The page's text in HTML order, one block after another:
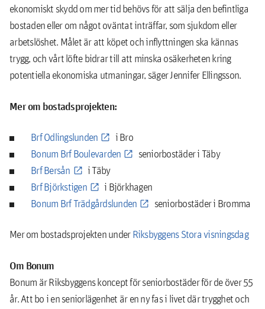
ekonomiskt skydd om mer tid behövs för att sälja den befintliga
bostaden eller om något oväntat inträffar, som sjukdom eller
arbetslöshet. Målet är att köpet och inflyttningen ska kännas
trygg, och vårt löfte bidrar till att minska osäkerheten kring
potentiella ekonomiska utmaningar, säger Jennifer Ellingsson.
Mer om bostadsprojekten:
Brf Odlingslunden
i Bro
Bonum Brf Boulevarden
seniorbostäder i Täby
Brf Bersån
i Täby
Brf Björkstigen
i Björkhagen
Bonum Brf Trädgårdslunden
seniorbostäder i Bromma
Mer om bostadsprojekten underRiksbyggens Stora visningsdag
Om Bonum
Bonum är Riksbyggens koncept för seniorbostäder för de över 55
år. Att bo i en seniorlägenhet är en ny fas i livet där trygghet och